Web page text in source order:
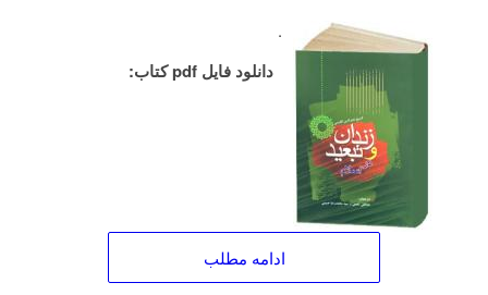
.
دانلود فایل pdf کتاب:
ادامه مطلب